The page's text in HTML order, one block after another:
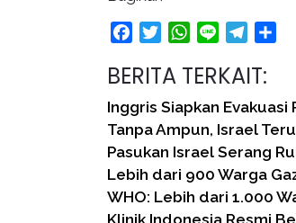
FacebookTwitterWhatsApp
Line
BERITA TERKAIT:
Inggris Siapkan Evakuasi
Tanpa Ampun, Israel
Pasukan Israel Serang
Lebih dari 900 Warga
WHO: Lebih dari 1.000
Klinik Indonesia Resmi